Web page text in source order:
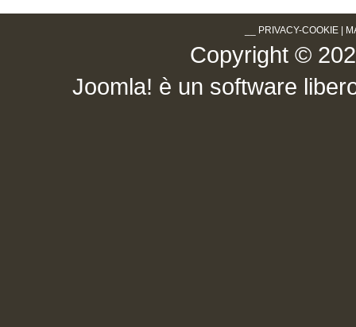
PRIVACY-COOKIE
Copyright ©
Joomla! è un software